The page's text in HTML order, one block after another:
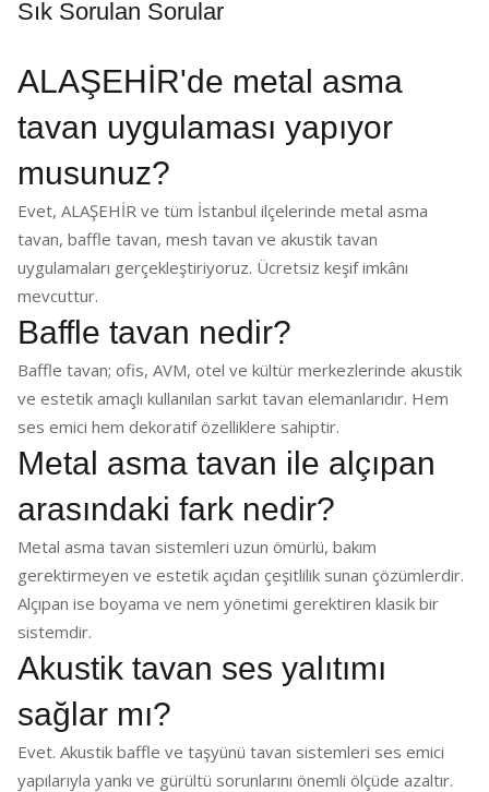
Sık Sorulan Sorular
ALAŞEHİR'de metal asma
tavan uygulaması yapıyor
musunuz?
Evet, ALAŞEHİR ve tüm İstanbul ilçelerinde metal asma
tavan, baffle tavan, mesh tavan ve akustik tavan
uygulamaları gerçekleştiriyoruz. Ücretsiz keşif imkânı
mevcuttur.
Baffle tavan nedir?
Baffle tavan; ofis, AVM, otel ve kültür merkezlerinde akustik
ve estetik amaçlı kullanılan sarkıt tavan elemanlarıdır. Hem
ses emici hem dekoratif özelliklere sahiptir.
Metal asma tavan ile alçıpan
arasındaki fark nedir?
Metal asma tavan sistemleri uzun ömürlü, bakım
gerektirmeyen ve estetik açıdan çeşitlilik sunan çözümlerdir.
Alçıpan ise boyama ve nem yönetimi gerektiren klasik bir
sistemdir.
Akustik tavan ses yalıtımı
sağlar mı?
Evet. Akustik baffle ve taşyünü tavan sistemleri ses emici
yapılarıyla yankı ve gürültü sorunlarını önemli ölçüde azaltır.